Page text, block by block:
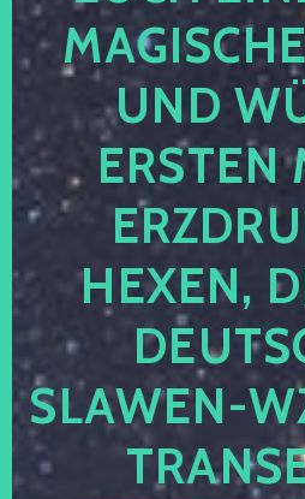
UND
HEXEN,
SLAWEN-